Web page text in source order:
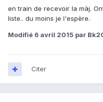
en train de recevoir la màj.
liste.. du moins je l'espère.
Modifié 6 avril 2015 par
Citer